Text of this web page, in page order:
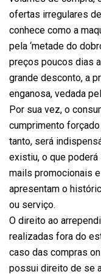
ofertas irregulares
conhece como a
pela ‘metade do
preços poucos dias
grande desconto, a
enganosa, vedada
Por sua vez, o
cumprimento
tanto, será
existiu, o que
mails promocionais
apresentam o
ou serviço.
O direito ao
realizadas fora do
caso das compras
possui direito de se